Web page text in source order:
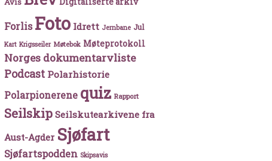
Forlis Foto Idrett Jernbane Jul
Kart Krigsseiler Møtebok Møteprotokoll
Norges dokumentarvliste
Podcast Polarhistorie
Polarpionerene quiz Rapport
Seilskip Seilskutearkivene fra
Aust-Agder Sjøfart
Sjøfartspodden Skipsavis